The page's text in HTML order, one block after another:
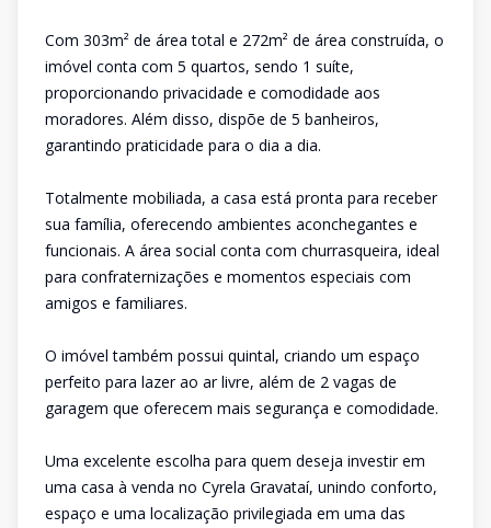
Com 303m² de área total e 272m² de área construída, o
imóvel conta com 5 quartos, sendo 1 suíte,
proporcionando privacidade e comodidade aos
moradores. Além disso, dispõe de 5 banheiros,
garantindo praticidade para o dia a dia.
Totalmente mobiliada, a casa está pronta para receber
sua família, oferecendo ambientes aconchegantes e
funcionais. A área social conta com churrasqueira, ideal
para confraternizações e momentos especiais com
amigos e familiares.
O imóvel também possui quintal, criando um espaço
perfeito para lazer ao ar livre, além de 2 vagas de
garagem que oferecem mais segurança e comodidade.
Uma excelente escolha para quem deseja investir em
uma casa à venda no Cyrela Gravataí, unindo conforto,
espaço e uma localização privilegiada em uma das